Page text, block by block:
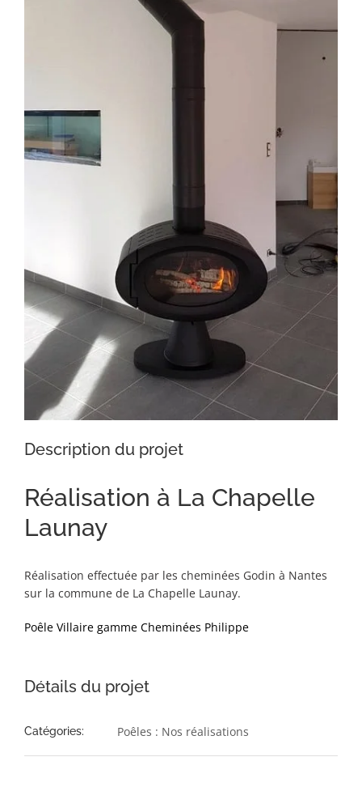
Description du projet
Réalisation à La Chapelle
Launay
Réalisation effectuée par les cheminées Godin à Nantes
sur la commune de La Chapelle Launay.
Poêle Villaire gamme Cheminées Philippe
Détails du projet
Catégories: Poêles : Nos réalisations